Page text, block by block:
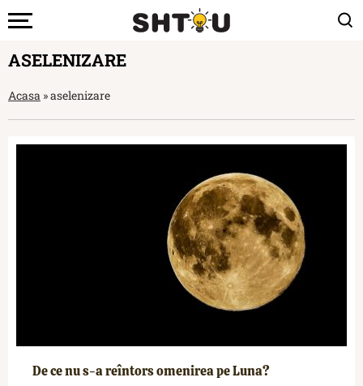
ASELENIZARE
Acasa »aselenizare
De ce nu s-a reîntors omenirea pe Luna?